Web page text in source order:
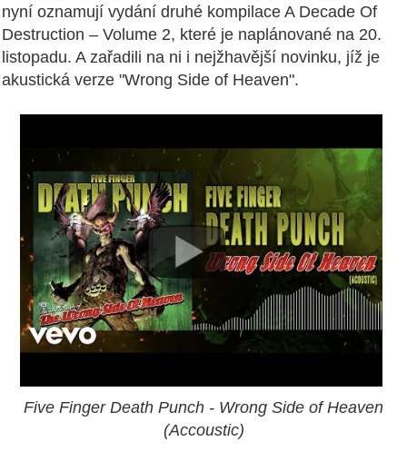
nyní oznamují vydání druhé kompilace A Decade Of
Destruction – Volume 2, které je naplánované na 20.
listopadu. A zařadili na ni i nejžhavější novinku, jíž je
akustická verze "Wrong Side of Heaven".
Five Finger Death Punch - Wrong Side of Heaven
(Accoustic)